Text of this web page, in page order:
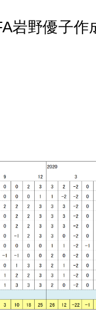
岩野優子作